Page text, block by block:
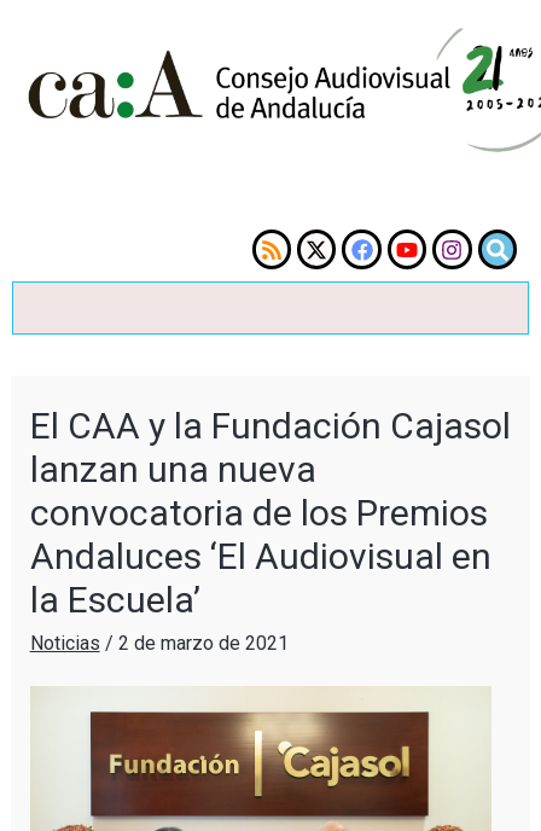
El CAA y la Fundación Cajasol
lanzan una nueva
convocatoria de los Premios
Andaluces ‘El Audiovisual en
la Escuela’
Noticias / 2 de marzo de 2021